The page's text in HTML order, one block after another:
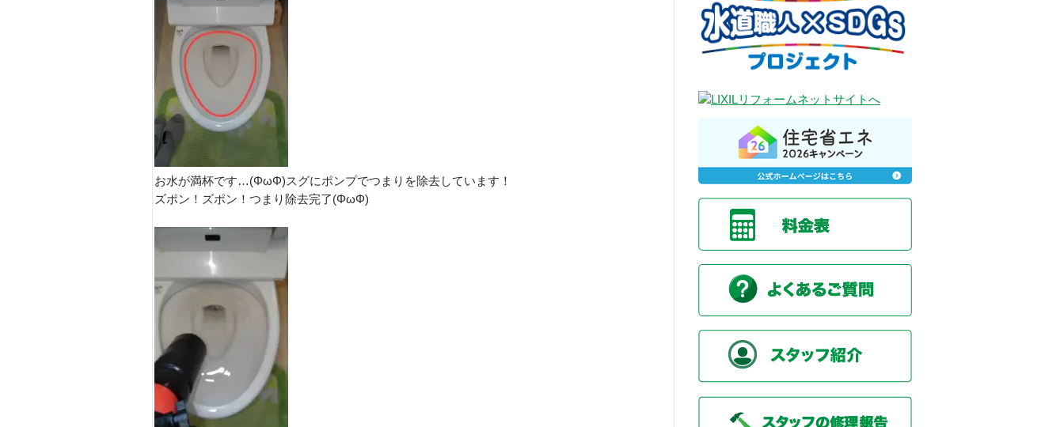
お水が満杯です…(ΦωΦ)スグにポンプでつまりを除去しています！
ズポン！ズポン！つまり除去完了(ΦωΦ)